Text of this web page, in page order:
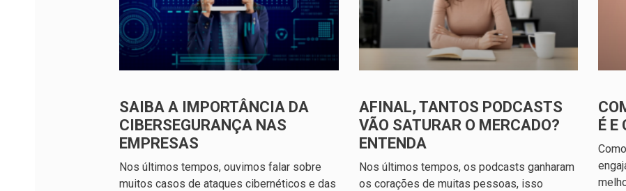
SAIBA A IMPORTÂNCIA DA
CIBERSEGURANÇA NAS
EMPRESAS
Nos últimos tempos, ouvimos falar sobre
muitos casos de ataques cibernéticos e das
AFINAL, TANTOS PODCASTS
VÃO SATURAR O MERCADO?
ENTENDA
Nos últimos tempos, os podcasts ganharam
os corações de muitas pessoas, isso
É E